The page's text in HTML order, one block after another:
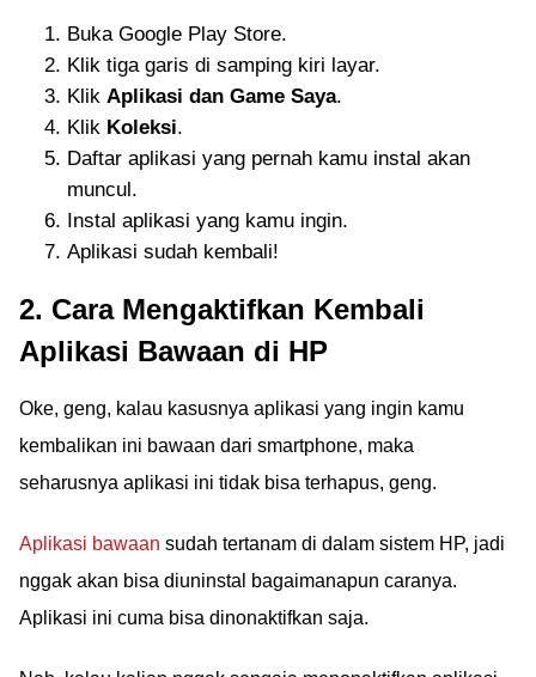
Buka Google Play Store.
Klik tiga garis di samping kiri layar.
Klik Aplikasi dan Game Saya.
Klik Koleksi.
Daftar aplikasi yang pernah kamu instal akan
muncul.
Instal aplikasi yang kamu ingin.
Aplikasi sudah kembali!
2. Cara Mengaktifkan Kembali
Aplikasi Bawaan di HP
Oke, geng, kalau kasusnya aplikasi yang ingin kamu
kembalikan ini bawaan dari smartphone, maka
seharusnya aplikasi ini tidak bisa terhapus, geng.
Aplikasi bawaan sudah tertanam di dalam sistem HP, jadi
nggak akan bisa diuninstal bagaimanapun caranya.
Aplikasi ini cuma bisa dinonaktifkan saja.